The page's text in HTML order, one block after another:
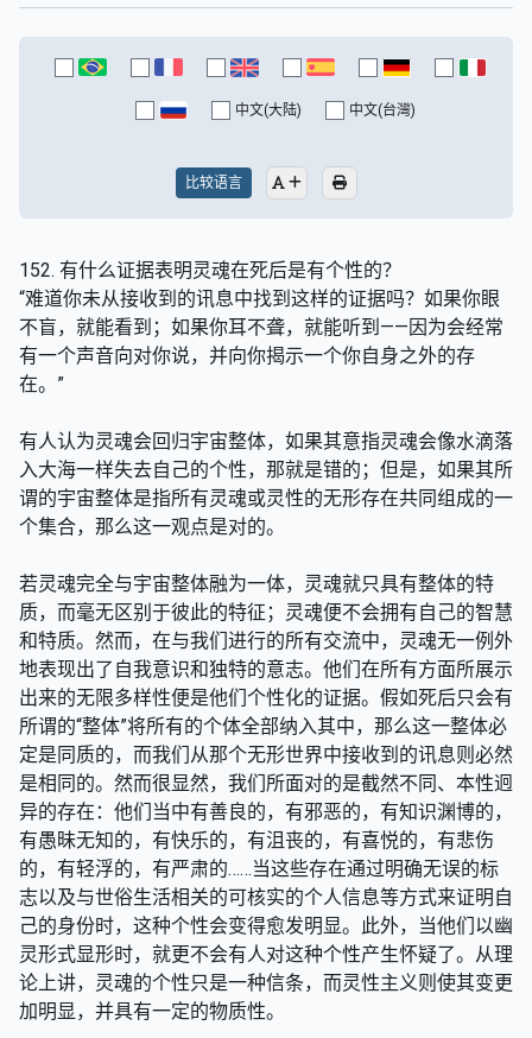
中文(大陆) 中文(台灣)
比较语言
152. 有什么证据表明灵魂在死后是有个性的？
“难道你未从接收到的讯息中找到这样的证据吗？如果你眼
不盲，就能看到；如果你耳不聋，就能听到——因为会经常
有一个声音向对你说，并向你揭示一个你自身之外的存
在。”
有人认为灵魂会回归宇宙整体，如果其意指灵魂会像水滴落
入大海一样失去自己的个性，那就是错的；但是，如果其所
谓的宇宙整体是指所有灵魂或灵性的无形存在共同组成的一
个集合，那么这一观点是对的。
若灵魂完全与宇宙整体融为一体，灵魂就只具有整体的特
质，而毫无区别于彼此的特征；灵魂便不会拥有自己的智慧
和特质。然而，在与我们进行的所有交流中，灵魂无一例外
地表现出了自我意识和独特的意志。他们在所有方面所展示
出来的无限多样性便是他们个性化的证据。假如死后只会有
所谓的“整体”将所有的个体全部纳入其中，那么这一整体必
定是同质的，而我们从那个无形世界中接收到的讯息则必然
是相同的。然而很显然，我们所面对的是截然不同、本性迥
异的存在：他们当中有善良的，有邪恶的，有知识渊博的，
有愚昧无知的，有快乐的，有沮丧的，有喜悦的，有悲伤
的，有轻浮的，有严肃的……当这些存在通过明确无误的标
志以及与世俗生活相关的可核实的个人信息等方式来证明自
己的身份时，这种个性会变得愈发明显。此外，当他们以幽
灵形式显形时，就更不会有人对这种个性产生怀疑了。从理
论上讲，灵魂的个性只是一种信条，而灵性主义则使其变更
加明显，并具有一定的物质性。